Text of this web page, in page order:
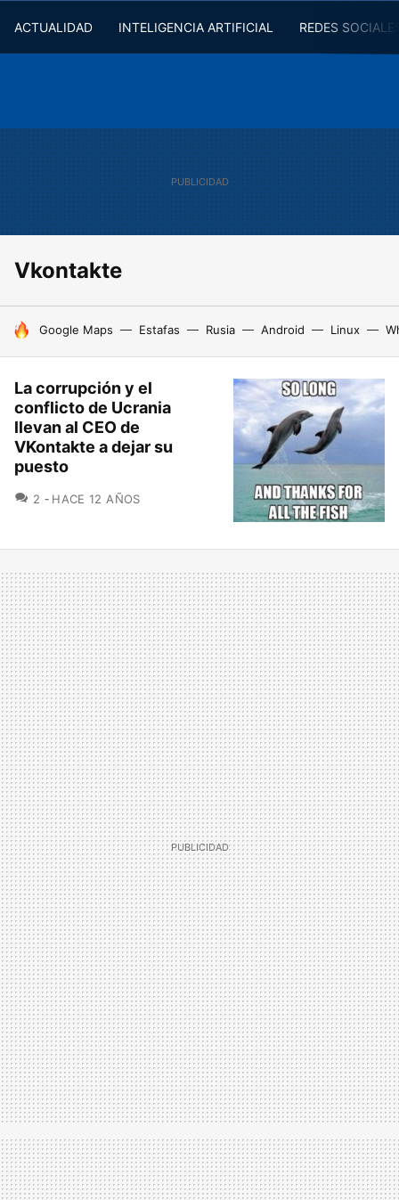
ACTUALIDAD INTELIGENCIA ARTIFICIAL REDES
Vkontakte
HOY SE HABLA DE
Google Maps Estafas Rusia Android Linux
La corrupción y el
conflicto de Ucrania
llevan al CEO de
VKontakte a dejar su
puesto
2 COMENTARIOS
HACE 12 AÑOS